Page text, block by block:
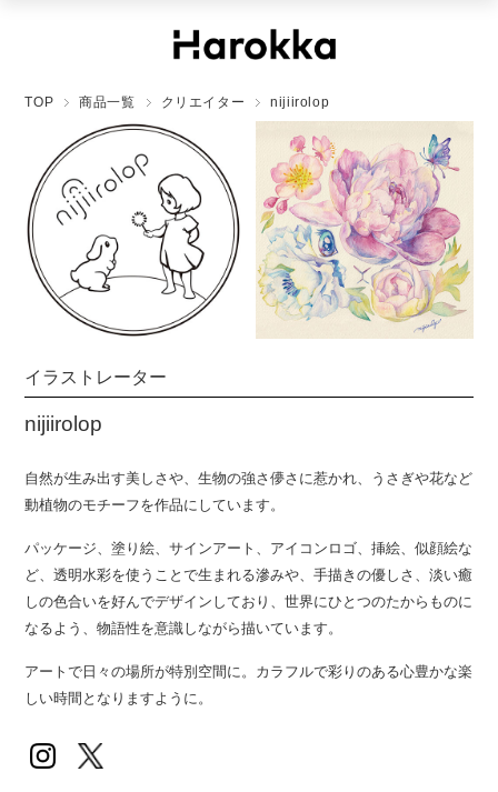
TOP 商品一覧 クリエイター nijiirolop
イラストレーター
nijiirolop
自然が生み出す美しさや、生物の強さ儚さに惹かれ、うさぎや花など
動植物のモチーフを作品にしています。
パッケージ、塗り絵、サインアート、アイコンロゴ、挿絵、似顔絵な
ど、透明水彩を使うことで生まれる滲みや、手描きの優しさ、淡い癒
しの色合いを好んでデザインしており、世界にひとつのたからものに
なるよう、物語性を意識しながら描いています。
アートで日々の場所が特別空間に。カラフルで彩りのある心豊かな楽
しい時間となりますように。